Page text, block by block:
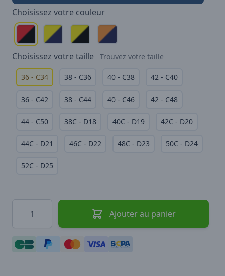
Choisissez votre couleur
Choisissez votre taille Trouvez votre taille
36 - C34 38 - C36 40 - C38 42 - C40
36 - C42 38 - C44 40 - C46 42 - C48
44 - C50 38C - D18 40C - D19 42C - D20
44C - D21 46C - D22 48C - D23 50C - D24
52C - D25
Ajouter au panier